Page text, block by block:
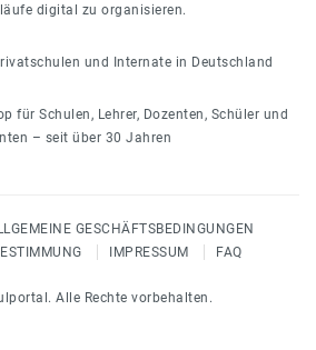
digital zu organisieren.
und Internate in Deutschland
für Schulen, Lehrer, Dozenten, Schüler und
– seit über 30 Jahren
GESCHÄFTSBEDINGUNGEN
IMPRESSUM FAQ
Alle Rechte vorbehalten.